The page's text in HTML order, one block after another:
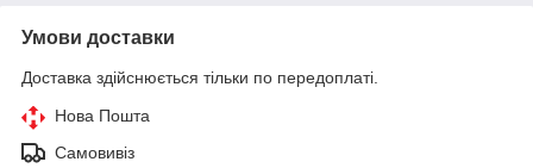
Умови доставки
Доставка здійснюється тільки по передоплаті.
Нова Пошта
Самовивіз